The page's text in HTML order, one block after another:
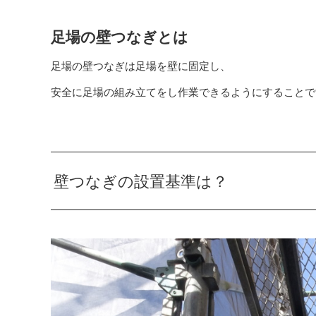
足場の壁つなぎとは
足場の壁つなぎは足場を壁に固定し、
安全に足場の組み立てをし作業できるようにすること
壁つなぎの設置基準は？